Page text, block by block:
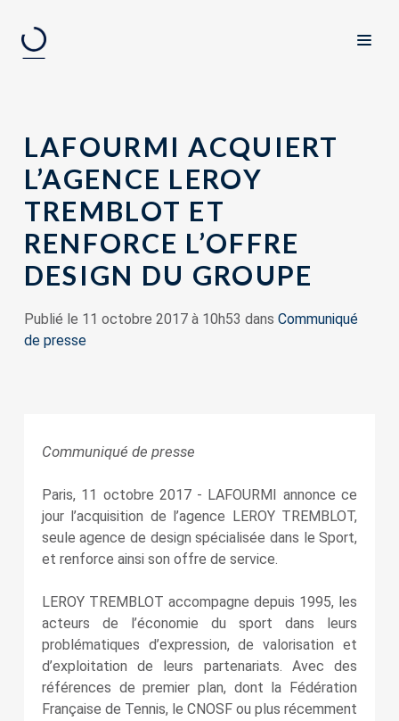
LAFOURMI ACQUIERT
L’AGENCE LEROY
TREMBLOT ET
RENFORCE L’OFFRE
DESIGN DU GROUPE
Publié le 11 octobre 2017 à 10h53 dans Communiqué
de presse
Communiqué de presse
Paris, 11 octobre 2017 ‑ LAFOURMI annonce ce
jour l’acquisition de l’agence LEROY TREMBLOT,
seule agence de design spécialisée dans le Sport,
et renforce ainsi son offre de service.
LEROY TREMBLOT accompagne depuis 1995, les
acteurs de l’économie du sport dans leurs
problématiques d’expression, de valorisation et
d’exploitation de leurs partenariats. Avec des
références de premier plan, dont la Fédération
Française de Tennis, le CNOSF ou plus récemment